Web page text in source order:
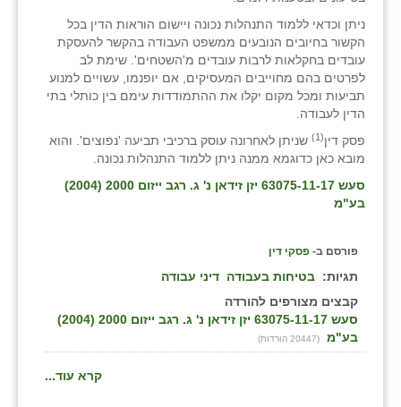
ניתן וכדאי ללמוד התנהלות נכונה ויישום הוראות הדין בכל
הקשור בחיובים הנובעים ממשפט העבודה בהקשר להעסקת
עובדים בחקלאות לרבות עובדים מ'השטחים'. שימת לב
לפרטים בהם מחוייבים המעסיקים, אם יופנמו, עשויים למנוע
תביעות ומכל מקום יקלו את ההתמודדות עימם בין כותלי בתי
הדין לעבודה.
פסק דין(1)
שניתן לאחרונה עוסק ברכיבי תביעה 'נפוצים'. והוא
מובא כאן כדוגמא ממנה ניתן ללמוד התנהלות נכונה.
סעש 63075-11-17 יזן זידאן נ' ג. רגב ייזום 2000 (2004)
בע"מ
פורסם ב- פסקי דין
תגיות: בטיחות בעבודה דיני עבודה
קבצים מצורפים להורדה
סעש 63075-11-17 יזן זידאן נ' ג. רגב ייזום 2000 (2004)
בע"מ
(20447 הורדות)
קרא עוד...